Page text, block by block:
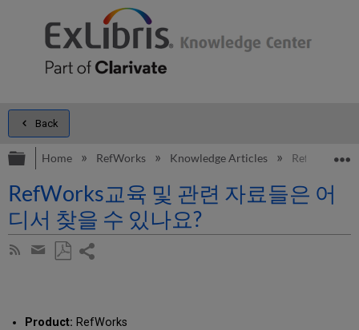
Back
Expand/collapse global hierarchy
Home RefWorks Knowledge Articles RefWorks교
RefWorks교육 및 관련 자료들은 어
디서 찾을 수 있나요?
Subscribe
Share
email
Product: RefWorks